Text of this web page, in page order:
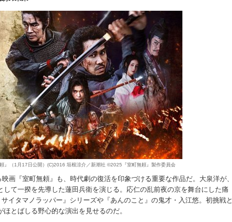
頼』（1月17日公開）(C)2016 垣根涼介／新潮社 ©2025『室町無頼』製作委員会
画『室町無頼』も、時代劇の復活を印象づける重要な作品だ。大泉洋が、
して一揆を先導した蓮田兵衛を演じる。応仁の乱前夜の京を舞台にした痛
イタマノラッパー』シリーズや『あんのこと』の鬼才・入江悠。初挑戦と
とばしる野心的な演出を見せるのだ。